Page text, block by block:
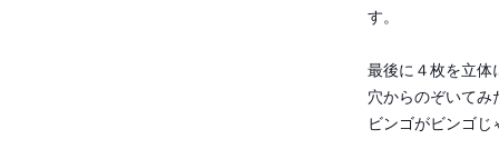
す。
最後に４枚を立体
穴からのぞいてみ
ビンゴがビンゴ